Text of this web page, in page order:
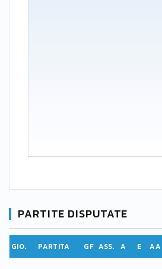
PARTITE DISPUTATE
GIO. PARTITA GF ASS. A E AA